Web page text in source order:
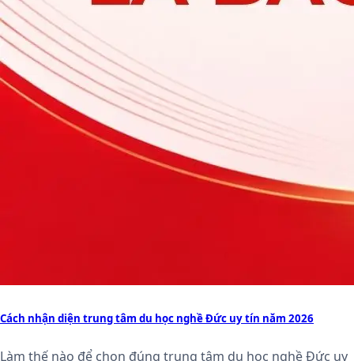
Cách nhận diện trung tâm du học nghề Đức uy tín năm 2026
Làm thế nào để chọn đúng trung tâm du học nghề Đức uy